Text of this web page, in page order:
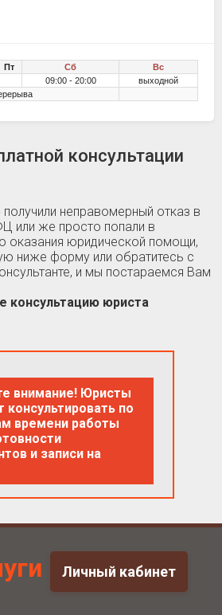
Пт Сб
Вс
09:00 - 20:00
выходной
консультации
получили неправомерный отказ в
или же просто попали в
оказания юридической помощи,
ниже форму или обратитесь с
и мы постараемся Вам
консультацию юриста
внимание! Юристы
консультировать по
времени работы
и записи на
Личный кабинет